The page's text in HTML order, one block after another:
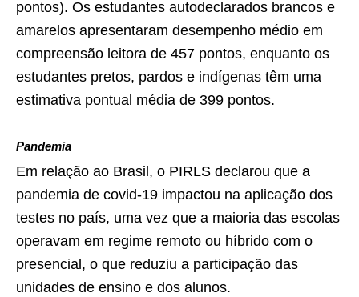
pontos). Os estudantes autodeclarados brancos e
amarelos apresentaram desempenho médio em
compreensão leitora de 457 pontos, enquanto os
estudantes pretos, pardos e indígenas têm uma
estimativa pontual média de 399 pontos.
Pandemia
Em relação ao Brasil, o PIRLS declarou que a
pandemia de covid-19 impactou na aplicação dos
testes no país, uma vez que a maioria das escolas
operavam em regime remoto ou híbrido com o
presencial, o que reduziu a participação das
unidades de ensino e dos alunos.